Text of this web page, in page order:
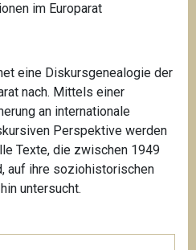
im Europarat
eine Diskursgenealogie der
nach. Mittels einer
an internationale
Perspektive werden
Texte, die zwischen 1949
auf ihre soziohistorischen
untersucht.